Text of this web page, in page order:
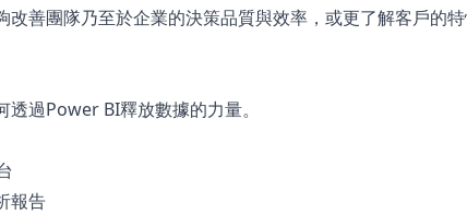
善團隊乃至於企業的決策品質與效率，或更了解客戶的
過Power BI釋放數據的力量。
報告